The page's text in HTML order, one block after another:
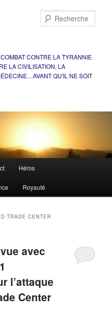
CONTRE LA TYRANNIE
LA CIVILISATION, LA
QU'IL NE SOIT
Héros
Royauté
TRADE CENTER
avec
l’attaque
Center